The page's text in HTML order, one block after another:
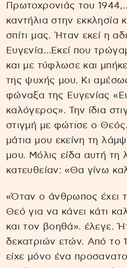
Πρωτοχρονιάς του
καντήλια στην εκκλησία
σπίτι μας. Ήταν εκεί η
Ευγενία…Εκεί που
και με τύφλωσε και
της ψυχής μου. Κι
φώναξα της Ευγενίας
καλόγερος». Την ίδια
στιγμή με φώτισε ο
μάτια μου εκείνη τη
μου. Μόλις είδα αυτή τη
κατευθείαν: «Θα γίνω
«Όταν ο άνθρωπος έχει
Θεό για να κάνει κάτι
και τον βοηθά». έλεγε.
δεκατριών ετών. Από το
είχε μόνο ένα